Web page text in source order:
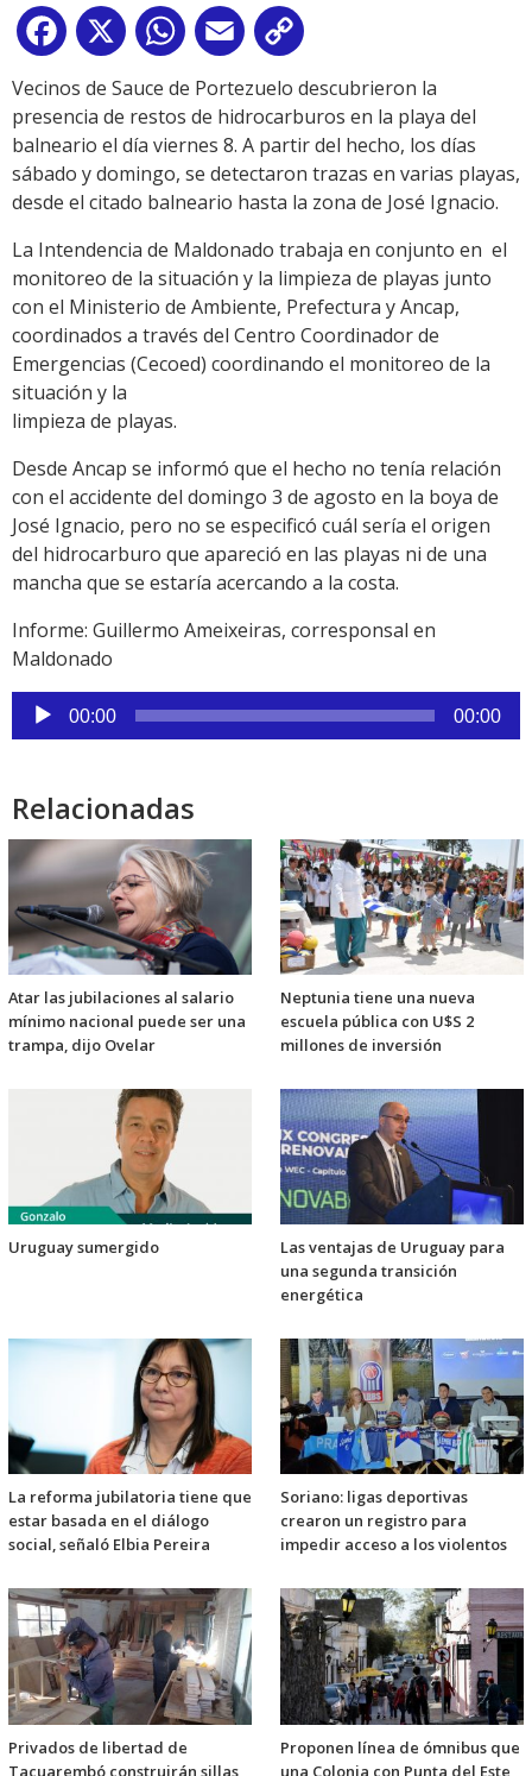
Facebook
X WhatsApp
Email
Link
Vecinos de Sauce de Portezuelo descubrieron la
presencia de restos de hidrocarburos en la playa del
balneario el día viernes 8. A partir del hecho, los días
sábado y domingo, se detectaron trazas en varias playas,
desde el citado balneario hasta la zona de José Ignacio.
La Intendencia de Maldonado trabaja en conjunto en el
monitoreo de la situación y la limpieza de playas junto
con el Ministerio de Ambiente, Prefectura y Ancap,
coordinados a través del Centro Coordinador de
Emergencias (Cecoed) coordinando el monitoreo de la
situación y la
limpieza de playas.
Desde Ancap se informó que el hecho no tenía relación
con el accidente del domingo 3 de agosto en la boya de
José Ignacio, pero no se especificó cuál sería el origen
del hidrocarburo que apareció en las playas ni de una
mancha que se estaría acercando a la costa.
Informe: Guillermo Ameixeiras, corresponsal en
Maldonado
Reproductor
de
00:00 00:00
Relacionadas
Atar las jubilaciones al salario
mínimo nacional puede ser una
trampa, dijo Ovelar
Neptunia tiene una nueva
escuela pública con U$S 2
millones de inversión
Uruguay sumergido
Las ventajas de Uruguay para
una segunda transición
energética
La reforma jubilatoria tiene que
estar basada en el diálogo
social, señaló Elbia Pereira
Soriano: ligas deportivas
crearon un registro para
impedir acceso a los violentos
Privados de libertad de
Tacuarembó construirán sillas
Proponen línea de ómnibus que
una Colonia con Punta del Este